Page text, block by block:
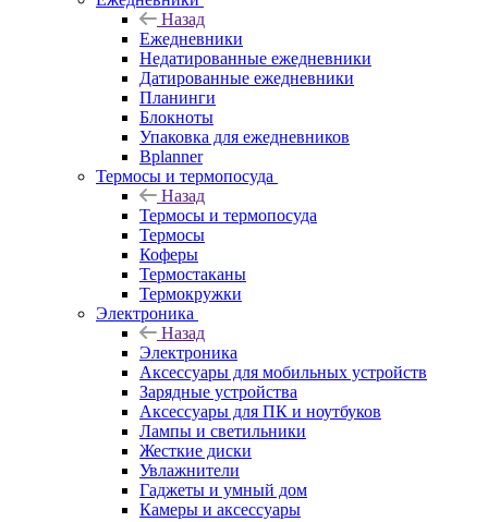
Назад
Ежедневники
Недатированные ежедневники
Датированные ежедневники
Планинги
Блокноты
Упаковка для ежедневников
Bplanner
Термосы и термопосуда
Назад
Термосы и термопосуда
Термосы
Коферы
Термостаканы
Термокружки
Электроника
Назад
Электроника
Аксессуары для мобильных устройств
Зарядные устройства
Аксессуары для ПК и ноутбуков
Лампы и светильники
Жесткие диски
Увлажнители
Гаджеты и умный дом
Камеры и аксессуары